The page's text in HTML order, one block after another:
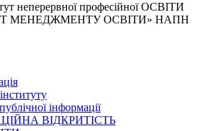
неперервної професійної ОСВІТИ
МЕНЕДЖМЕНТУ ОСВІТИ» НАПН
інформації
ВІДКРИТІСТЬ